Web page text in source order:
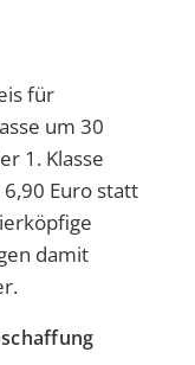
für
um 30
1. Klasse
Euro statt
damit